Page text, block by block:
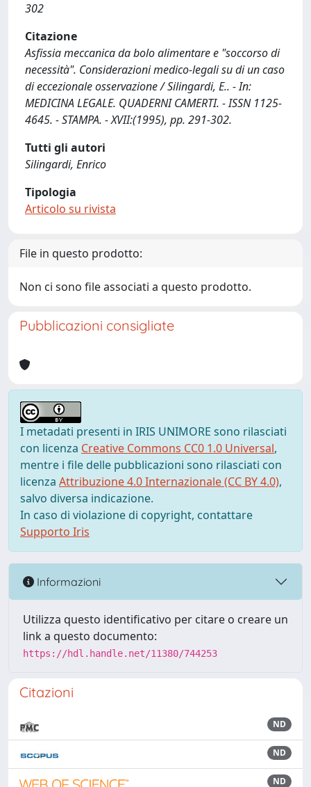
302
Citazione
Asfissia meccanica da bolo alimentare e "soccorso di
necessità". Considerazioni medico-legali su di un caso
di eccezionale osservazione / Silingardi, E.. - In:
MEDICINA LEGALE. QUADERNI CAMERTI. - ISSN 1125-
4645. - STAMPA. - XVII:(1995), pp. 291-302.
Tutti gli autori
Silingardi, Enrico
Tipologia
Articolo su rivista
File in questo prodotto:
Non ci sono file associati a questo prodotto.
Pubblicazioni consigliate
I metadati presenti in IRIS UNIMORE sono rilasciati
con licenza Creative Commons CC0 1.0 Universal,
mentre i file delle pubblicazioni sono rilasciati con
licenza Attribuzione 4.0 Internazionale (CC BY 4.0),
salvo diversa indicazione.
In caso di violazione di copyright, contattare
Supporto Iris
Informazioni
Utilizza questo identificativo per citare o creare un
link a questo documento:
https://hdl.handle.net/11380/744253
Citazioni
ND
ND
ND